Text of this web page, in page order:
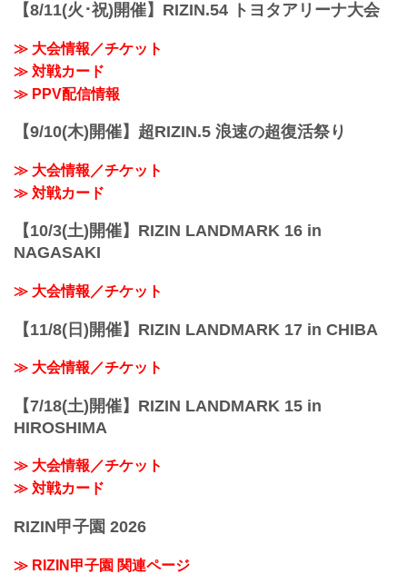
【8/11(火･祝)開催】RIZIN.54 トヨタアリーナ大会
≫ 大会情報／チケット
≫ 対戦カード
≫ PPV配信情報
【9/10(木)開催】超RIZIN.5 浪速の超復活祭り
≫ 大会情報／チケット
≫ 対戦カード
【10/3(土)開催】RIZIN LANDMARK 16 in
NAGASAKI
≫ 大会情報／チケット
【11/8(日)開催】RIZIN LANDMARK 17 in CHIBA
≫ 大会情報／チケット
【7/18(土)開催】RIZIN LANDMARK 15 in
HIROSHIMA
≫ 大会情報／チケット
≫ 対戦カード
RIZIN甲子園 2026
≫ RIZIN甲子園 関連ページ